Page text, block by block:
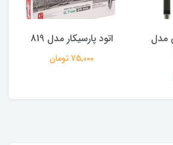
مدل
اتود پارسیکار مدل 819
75,000 تومان